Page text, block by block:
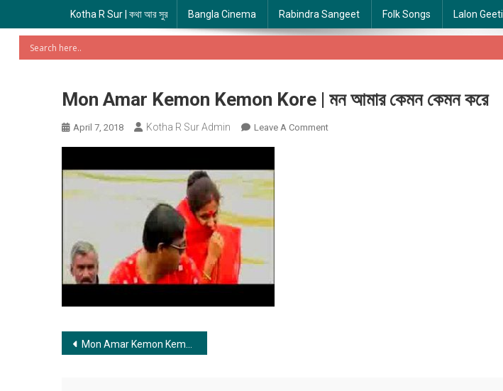
Kotha R Sur | কথা আর সুর Bangla Cinema Rabindra Sangeet Folk Songs Lalon Geeti
Mon Amar Kemon Kemon Kore | মন আমার কেমন কেমন করে
April 7, 2018 Kotha R Sur Admin Leave A CommentOn
Post
Mon Amar Kemon Kemon Kore | মন আমার কেমন কেমন করে